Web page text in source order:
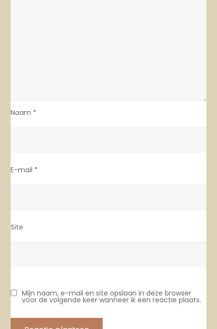
Naam *
E-mail *
Site
Mijn naam, e-mail en site opslaan in deze browser
voor de volgende keer wanneer ik een reactie plaats.